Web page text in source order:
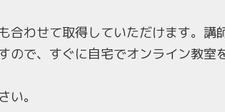
合わせて取得していただけます。講
ので、すぐに自宅でオンライン教室
い。